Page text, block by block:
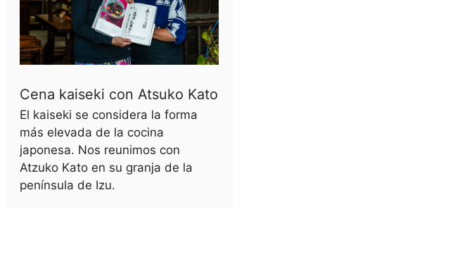
Cena kaiseki con Atsuko Kato
El kaiseki se considera la forma
más elevada de la cocina
japonesa. Nos reunimos con
Atzuko Kato en su granja de la
península de Izu.